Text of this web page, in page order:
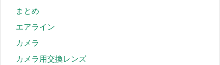
まとめ
エアライン
カメラ
カメラ用交換レンズ